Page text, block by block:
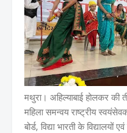
मथुरा। अहिल्याबाई होलकर की
महिला समन्वय राष्ट्रीय
बोर्ड, विद्या भारती के विद्यालयों